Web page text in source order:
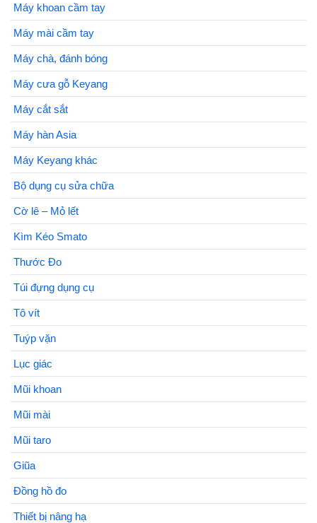
Máy khoan cầm tay
Máy mài cầm tay
Máy chà, đánh bóng
Máy cưa gỗ Keyang
Máy cắt sắt
Máy hàn Asia
Máy Keyang khác
Bộ dụng cụ sửa chữa
Cờ lê – Mỏ lết
Kìm Kéo Smato
Thước Đo
Túi đựng dụng cụ
Tô vít
Tuýp vặn
Lục giác
Mũi khoan
Mũi mài
Mũi taro
Giũa
Đồng hồ đo
Thiết bị nâng hạ